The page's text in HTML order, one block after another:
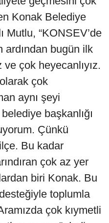
Konak Belediye
Mutlu, “KONSEV’de
bugün ilk
ve çok heyecanlıyız.
çok
aynı şeyi
başkanlığı
Çünkü
Bu kadar
çok az yer
biri Konak. Bu
toplumla
çok kıymetli